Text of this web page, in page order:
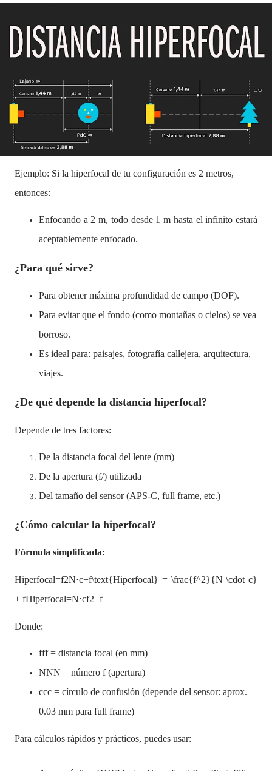
Ejemplo: Si la hiperfocal de tu configuración es 2 metros,
entonces:
Enfocando a 2 m, todo desde 1 m hasta el infinito estará
aceptablemente enfocado.
¿Para qué sirve?
Para obtener máxima profundidad de campo (DOF).
Para evitar que el fondo (como montañas o cielos) se vea
borroso.
Es ideal para: paisajes, fotografía callejera, arquitectura,
viajes.
¿De qué depende la distancia hiperfocal?
Depende de tres factores:
De la distancia focal del lente (mm)
De la apertura (f/) utilizada
Del tamaño del sensor (APS-C, full frame, etc.)
¿Cómo calcular la hiperfocal?
Fórmula simplificada:
Hiperfocal=f2N⋅c+f\text{Hiperfocal} = \frac{f^2}{N \cdot c}
+ fHiperfocal=N⋅cf2​+f
Donde:
fff = distancia focal (en mm)
NNN = número f (apertura)
ccc = círculo de confusión (depende del sensor: aprox.
0.03 mm para full frame)
Para cálculos rápidos y prácticos, puedes usar: